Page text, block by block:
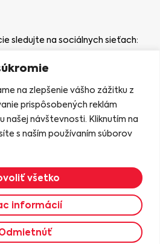
na zlepšenie vášho zážitku z
prispôsobených reklám
našej návštevnosti. Kliknutím na
s naším používaním súborov
informácií
všetko
sledujte na sociálnych sieťach: